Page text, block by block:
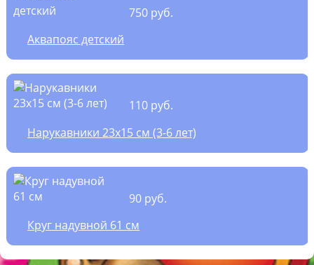
750 руб.
Аквапояс детский
110 руб.
Нарукавники 23х15 см (3-6 лет)
90 руб.
Круг надувной 61 см